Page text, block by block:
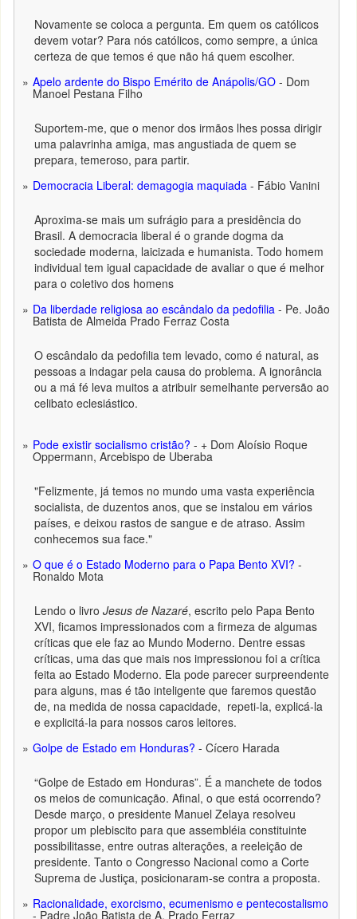
Novamente se coloca a pergunta. Em quem os católicos
devem votar? Para nós católicos, como sempre, a única
certeza de que temos é que não há quem escolher.
Apelo ardente do Bispo Emérito de Anápolis/GO - Dom
Manoel Pestana Filho
Suportem-me, que o menor dos irmãos lhes possa dirigir
uma palavrinha amiga, mas angustiada de quem se
prepara, temeroso, para partir.
Democracia Liberal: demagogia maquiada - Fábio Vanini
Aproxima-se mais um sufrágio para a presidência do
Brasil. A democracia liberal é o grande dogma da
sociedade moderna, laicizada e humanista. Todo homem
individual tem igual capacidade de avaliar o que é melhor
para o coletivo dos homens
Da liberdade religiosa ao escândalo da pedofilia - Pe. João
Batista de Almeida Prado Ferraz Costa
O escândalo da pedofilia tem levado, como é natural, as
pessoas a indagar pela causa do problema. A ignorância
ou a má fé leva muitos a atribuir semelhante perversão ao
celibato eclesiástico.
Pode existir socialismo cristão? - + Dom Aloísio Roque
Oppermann, Arcebispo de Uberaba
"Felizmente, já temos no mundo uma vasta experiência
socialista, de duzentos anos, que se instalou em vários
países, e deixou rastos de sangue e de atraso. Assim
conhecemos sua face."
O que é o Estado Moderno para o Papa Bento XVI? -
Ronaldo Mota
Lendo o livroJesus de Nazaré, escrito pelo Papa Bento
XVI, ficamos impressionados com a firmeza de algumas
críticas que ele faz ao Mundo Moderno. Dentre essas
críticas, uma das que mais nos impressionou foi a crítica
feita ao Estado Moderno. Ela pode parecer surpreendente
para alguns, mas é tão inteligente que faremos questão
de, na medida de nossa capacidade, repeti-la, explicá-la
e explicitá-la para nossos caros leitores.
Golpe de Estado em Honduras? - Cícero Harada
“Golpe de Estado em Honduras”. É a manchete de todos
os meios de comunicação. Afinal, o que está ocorrendo?
Desde março, o presidente Manuel Zelaya resolveu
propor um plebiscito para que assembléia constituinte
possibilitasse, entre outras alterações, a reeleição de
presidente. Tanto o Congresso Nacional como a Corte
Suprema de Justiça, posicionaram-se contra a proposta.
Racionalidade, exorcismo, ecumenismo e pentecostalismo
- Padre João Batista de A. Prado Ferraz